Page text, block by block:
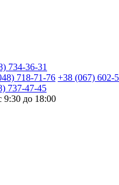
734-36-31
718-71-76 +38 (067) 602-
737-47-45
9:30 до 18:00